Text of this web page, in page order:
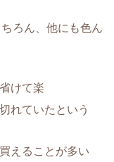
ろん、他にも色ん
けて楽
れていたという
えることが多い